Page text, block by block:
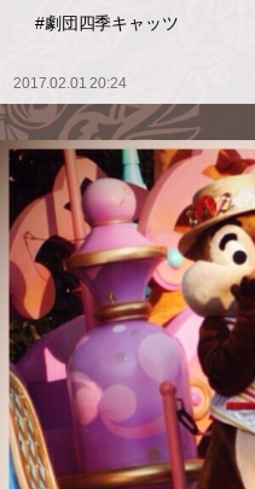
#劇団四季キャッツ
2017.02.01 20:24